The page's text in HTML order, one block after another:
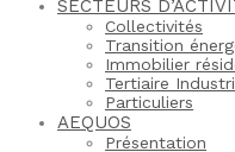
SECTEURS
Collectivités
Transition
Immobilier
Tertiaire
Particuliers
AEQUOS
Présentation